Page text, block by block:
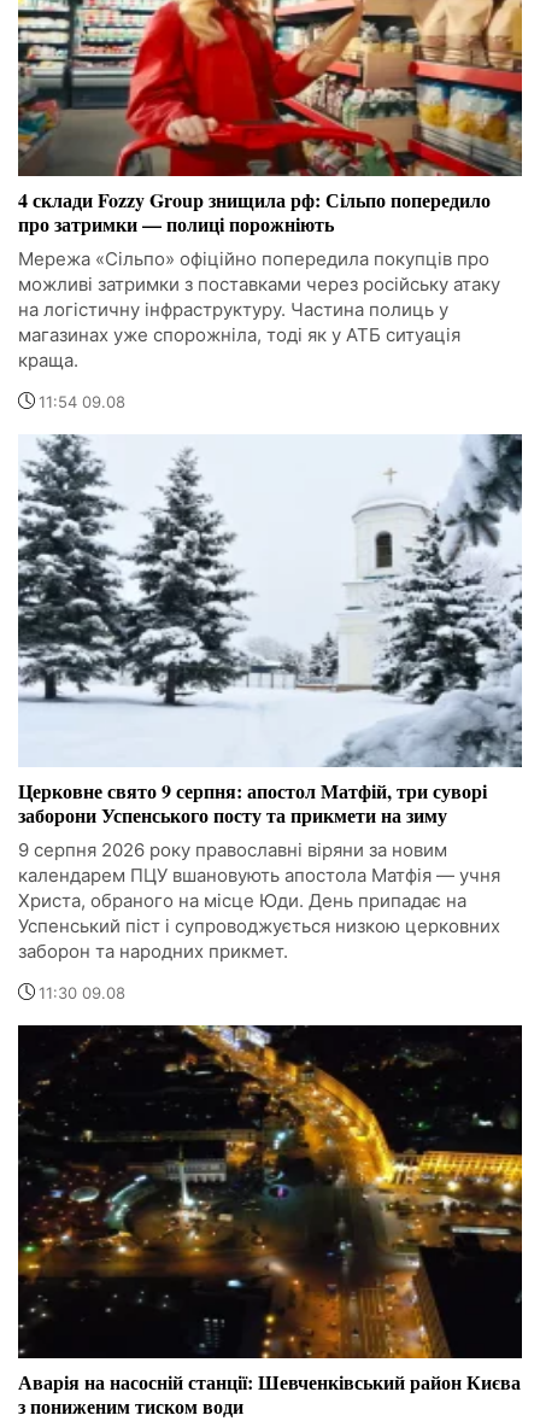
4 склади Fozzy Group знищила рф: Сільпо попередило
про затримки — полиці порожніють
Мережа «Сільпо» офіційно попередила покупців про
можливі затримки з поставками через російську атаку
на логістичну інфраструктуру. Частина полиць у
магазинах уже спорожніла, тоді як у АТБ ситуація
краща.
11:54 09.08
Церковне свято 9 серпня: апостол Матфій, три суворі
заборони Успенського посту та прикмети на зиму
9 серпня 2026 року православні віряни за новим
календарем ПЦУ вшановують апостола Матфія — учня
Христа, обраного на місце Юди. День припадає на
Успенський піст і супроводжується низкою церковних
заборон та народних прикмет.
11:30 09.08
Аварія на насосній станції: Шевченківський район Києва
з пониженим тиском води